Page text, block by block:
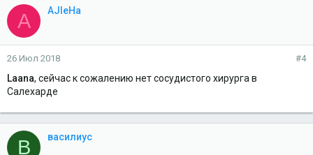
A AJIeHa
26 Июл 2018 #4
Laana, сейчас к сожалению нет сосудистого хирурга в
Салехарде
В василиус